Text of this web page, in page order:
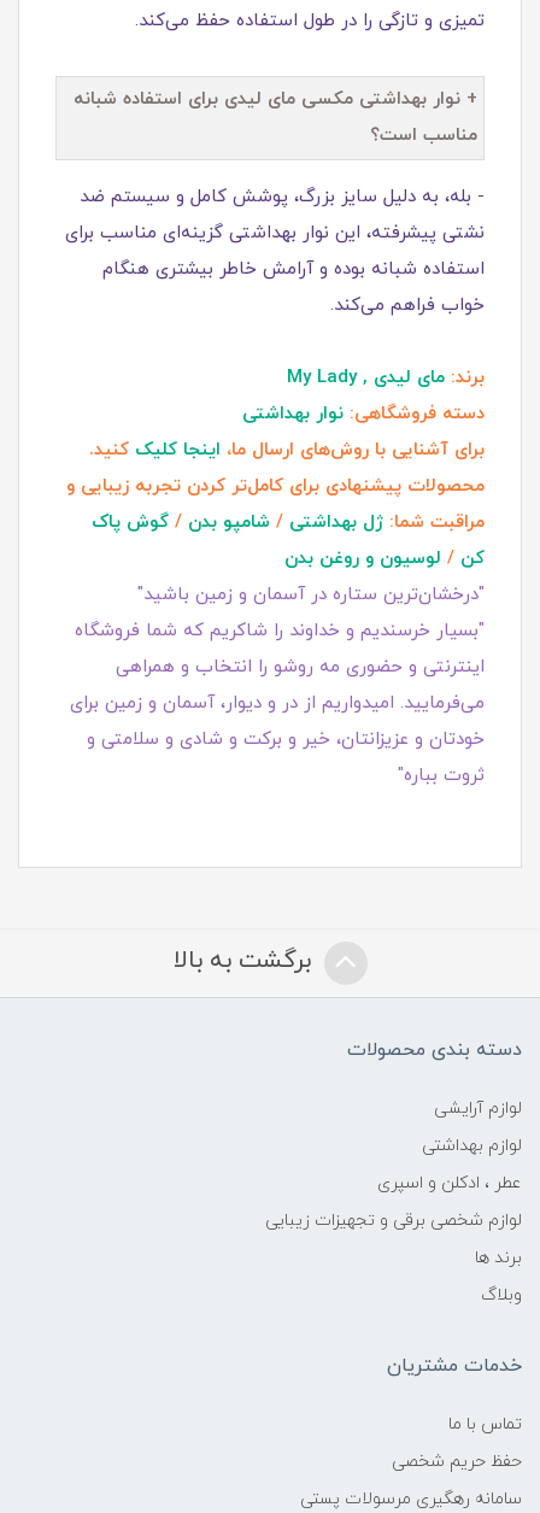
تمیزی و تازگی را در طول استفاده حفظ می‌کند.
+ نوار بهداشتی مکسی مای لیدی برای استفاده شبانه
مناسب است؟
- بله، به دلیل سایز بزرگ، پوشش کامل و سیستم ضد
نشتی پیشرفته، این نوار بهداشتی گزینه‌ای مناسب برای
استفاده شبانه بوده و آرامش خاطر بیشتری هنگام
خواب فراهم می‌کند.
برند: مای لیدی , My Lady
دسته فروشگاهی: نوار بهداشتی
برای آشنایی با روش‌های ارسال ما، اینجا کلیک کنید.
محصولات پیشنهادی برای کامل‌تر کردن تجربه زیبایی و
مراقبت شما: ژل بهداشتی / شامپو بدن / گوش پاک
کن / لوسیون و روغن بدن
"درخشان‌ترین ستاره در آسمان و زمین باشید"
"بسیار خرسندیم و خداوند را شاکریم که شما فروشگاه
اینترنتی و حضوری مه روشو را انتخاب و همراهی
می‌فرمایید. امیدواریم از در و دیوار، آسمان و زمین برای
خودتان و عزیزانتان، خیر و برکت و شادی و سلامتی و
ثروت بباره"
برگشت به بالا
دسته بندی محصولات
لوازم آرایشی
لوازم بهداشتی
عطر ، ادکلن و اسپری
لوازم شخصی برقی و تجهیزات زیبایی
برند ها
وبلاگ
خدمات مشتریان
تماس با ما
حفظ حریم شخصی
سامانه رهگیری مرسولات پستی